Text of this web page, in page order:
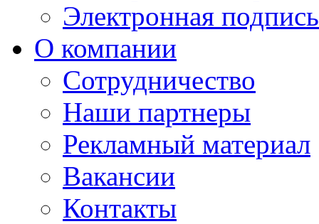
Электронная подпись
О компании
Сотрудничество
Наши партнеры
Рекламный материал
Вакансии
Контакты